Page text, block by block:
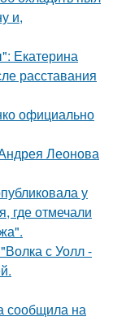
и,
Екатерина
расставания
официально
Леонова
у
где отмечали
с Уолл -
сообщила на